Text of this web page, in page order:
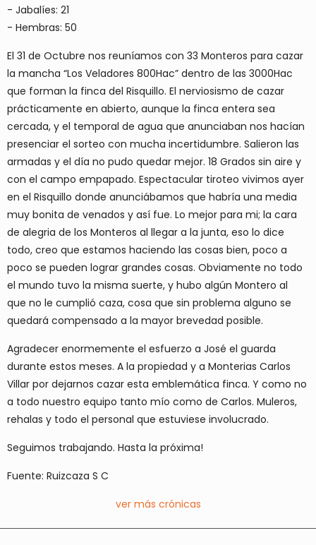
- Jabalíes: 21
- Hembras: 50
El 31 de Octubre nos reuníamos con 33 Monteros para cazar
la mancha “Los Veladores 800Hac” dentro de las 3000Hac
que forman la finca del Risquillo. El nerviosismo de cazar
prácticamente en abierto, aunque la finca entera sea
cercada, y el temporal de agua que anunciaban nos hacían
presenciar el sorteo con mucha incertidumbre. Salieron las
armadas y el día no pudo quedar mejor. 18 Grados sin aire y
con el campo empapado. Espectacular tiroteo vivimos ayer
en el Risquillo donde anunciábamos que habría una media
muy bonita de venados y así fue. Lo mejor para mi; la cara
de alegria de los Monteros al llegar a la junta, eso lo dice
todo, creo que estamos haciendo las cosas bien, poco a
poco se pueden lograr grandes cosas. Obviamente no todo
el mundo tuvo la misma suerte, y hubo algún Montero al
que no le cumplió caza, cosa que sin problema alguno se
quedará compensado a la mayor brevedad posible.
Agradecer enormemente el esfuerzo a José el guarda
durante estos meses. A la propiedad y a Monterias Carlos
Villar por dejarnos cazar esta emblemática finca. Y como no
a todo nuestro equipo tanto mío como de Carlos. Muleros,
rehalas y todo el personal que estuviese involucrado.
Seguimos trabajando. Hasta la próxima!
Fuente: Ruizcaza S C
ver más crónicas